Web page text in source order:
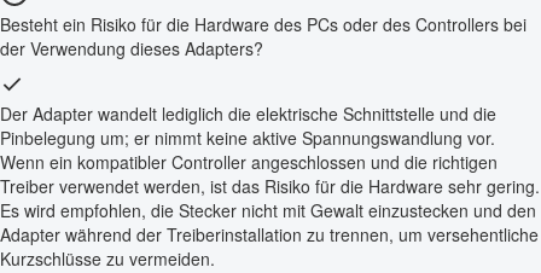
Besteht ein Risiko für die Hardware des PCs oder des Controllers bei
der Verwendung dieses Adapters?
Der Adapter wandelt lediglich die elektrische Schnittstelle und die
Pinbelegung um; er nimmt keine aktive Spannungswandlung vor.
Wenn ein kompatibler Controller angeschlossen und die richtigen
Treiber verwendet werden, ist das Risiko für die Hardware sehr gering.
Es wird empfohlen, die Stecker nicht mit Gewalt einzustecken und den
Adapter während der Treiberinstallation zu trennen, um versehentliche
Kurzschlüsse zu vermeiden.